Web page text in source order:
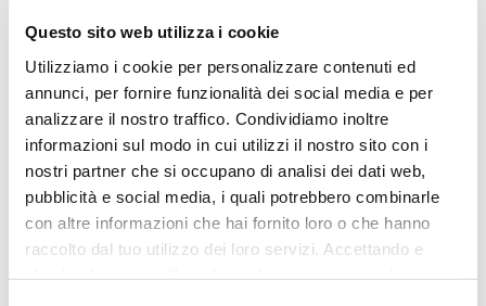
Questo sito web utilizza i cookie
Utilizziamo i cookie per personalizzare contenuti ed
annunci, per fornire funzionalità dei social media e per
analizzare il nostro traffico. Condividiamo inoltre
informazioni sul modo in cui utilizzi il nostro sito con i
nostri partner che si occupano di analisi dei dati web,
pubblicità e social media, i quali potrebbero combinarle
con altre informazioni che hai fornito loro o che hanno
raccolto dal tuo utilizzo dei loro servizi. Accettando e
Sulfur 06lm 80gr 4g
8,40 € 11,50 €
Disponibile
Fm Sulfur Complex
30ml Gocce
19,38 € 20,00 €
Disponibile
-26% PROMO -19% PROMO